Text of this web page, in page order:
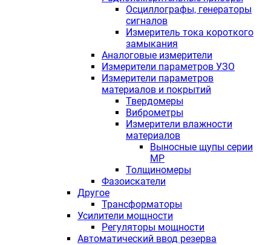
Осциллографы, генераторы
сигналов
Измеритель тока короткого
замыкания
Аналоговые измерители
Измерители параметров УЗО
Измерители параметров
материалов и покрытий
Твердомеры
Виброметры
Измерители влажности
материалов
Выносные щупы серии
МР
Толщиномеры
Фазоискатели
Другое
Трансформаторы
Усилители мощности
Регуляторы мощности
Автоматический ввод резерва